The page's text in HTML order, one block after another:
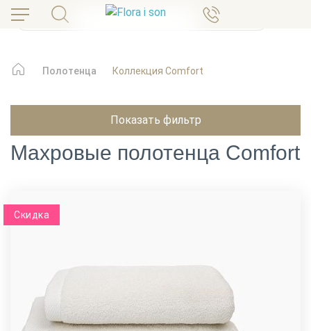
Полотенца Коллекция Comfort
Показать фильтр
Махровые полотенца Comfort
Скидка